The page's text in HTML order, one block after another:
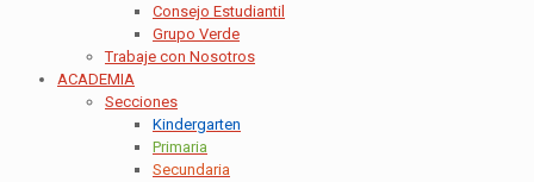
Consejo Estudiantil
Grupo Verde
Trabaje con Nosotros
ACADEMIA
Secciones
Kindergarten
Primaria
Secundaria